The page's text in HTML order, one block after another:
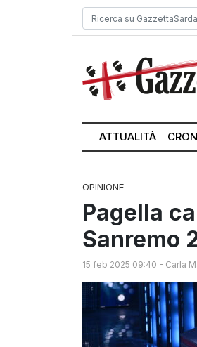
ATTUALITÀ
OPINIONE
Pagella
Sanremo
15 feb 2025 09:40 - Carla